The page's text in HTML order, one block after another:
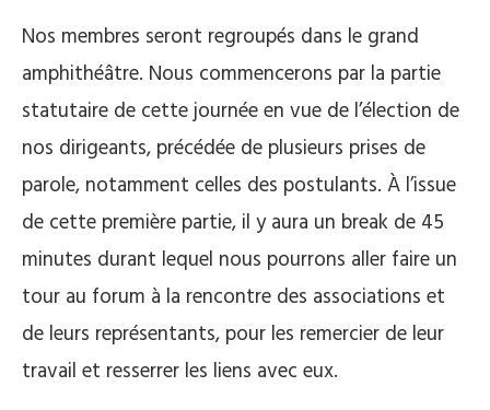
Nos membres seront regroupés dans le grand
amphithéâtre. Nous commencerons par la partie
statutaire de cette journée en vue de l’élection de
nos dirigeants, précédée de plusieurs prises de
parole, notamment celles des postulants. À l’issue
de cette première partie, il y aura un break de 45
minutes durant lequel nous pourrons aller faire un
tour au forum à la rencontre des associations et
de leurs représentants, pour les remercier de leur
travail et resserrer les liens avec eux.